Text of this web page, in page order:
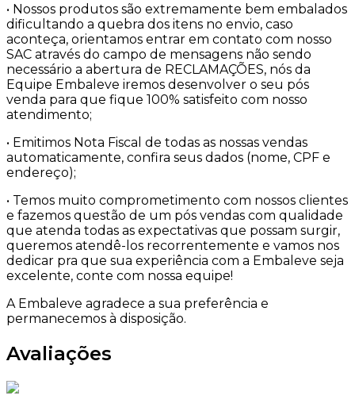
• Nossos produtos são extremamente bem embalados
dificultando a quebra dos itens no envio, caso
aconteça, orientamos entrar em contato com nosso
SAC através do campo de mensagens não sendo
necessário a abertura de RECLAMAÇÕES, nós da
Equipe Embaleve iremos desenvolver o seu pós
venda para que fique 100% satisfeito com nosso
atendimento;
• Emitimos Nota Fiscal de todas as nossas vendas
automaticamente, confira seus dados (nome, CPF e
endereço);
• Temos muito comprometimento com nossos clientes
e fazemos questão de um pós vendas com qualidade
que atenda todas as expectativas que possam surgir,
queremos atendê-los recorrentemente e vamos nos
dedicar pra que sua experiência com a Embaleve seja
excelente, conte com nossa equipe!
A Embaleve agradece a sua preferência e
permanecemos à disposição.
Avaliações